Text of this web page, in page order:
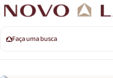
Faça uma busca